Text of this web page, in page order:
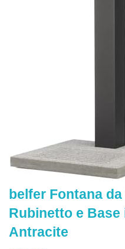
belfer Fontana
Rubinetto e Base
Antracite